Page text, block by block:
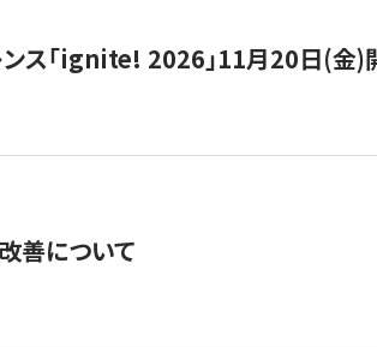
ス「ignite! 2026」11月20日(金)
善について